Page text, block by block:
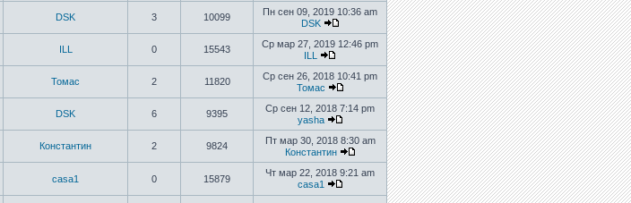
DSK 3 10099
Пн сен 09, 2019 10:36 am
DSK
ILL 0 15543
Ср мар 27, 2019 12:46 pm
ILL
Томас 2 11820
Ср сен 26, 2018 10:41 pm
Томас
DSK 6 9395
Ср сен 12, 2018 7:14 pm
yasha
Константин 2 9824
Пт мар 30, 2018 8:30 am
Константин
casa1 0 15879
Чт мар 22, 2018 9:21 am
casa1